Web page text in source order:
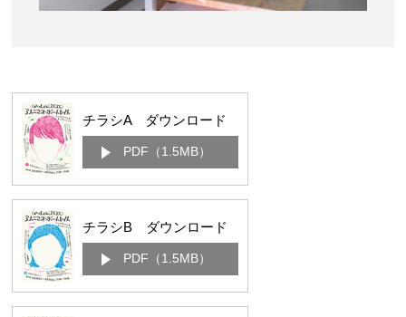
チラシA ダウンロード
PDF（1.5MB）
チラシB ダウンロード
PDF（1.5MB）